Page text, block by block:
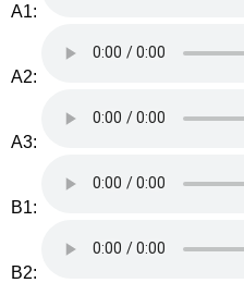
A1:
A2:
A3:
B1:
B2: